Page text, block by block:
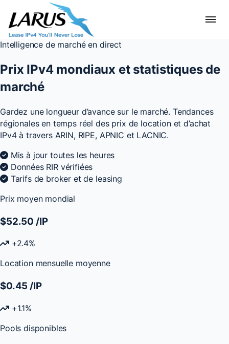
Intelligence de marché en direct
Prix IPv4 mondiaux et statistiques de
marché
Gardez une longueur d’avance sur le marché. Tendances
régionales en temps réel des prix de location et d’achat
IPv4 à travers ARIN, RIPE, APNIC et LACNIC.
Mis à jour toutes les heures
Données RIR vérifiées
Tarifs de broker et de leasing
Prix moyen mondial
$52.50 /IP
+2.4%
Location mensuelle moyenne
$0.45 /IP
+1.1%
Pools disponibles